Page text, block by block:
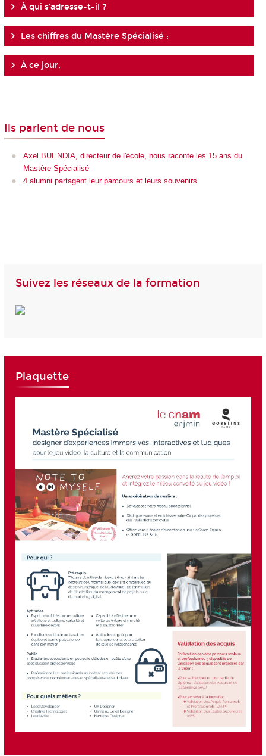
À qui s’adresse-t-il ?
Les chiffres du Mastère Spécialisé :
À ce jour,
Ils parlent de nous
Axel BUENDIA, directeur de l'école, nous raconte les 15 ans du
Mastère Spécialisé
4 alumni partagent leur parcours et leurs souvenirs
Suivez les réseaux de la formation
Plaquette